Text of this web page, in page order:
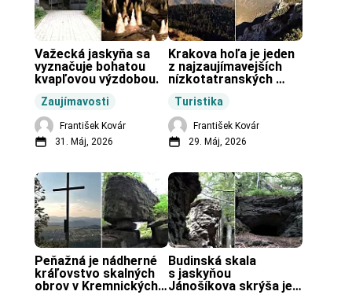
Zaujímavosti
Važecká jaskyňa sa
vyznačuje bohatou
kvapľovou výzdobou.
František Kovár
31. Máj, 2026
Turistika
Krakova hoľa je jeden
z najzaujímavejších
nízkotatranských
František Kovár
29. Máj, 2026
Peňažná je nádherné
kráľovstvo skalných
obrov v Kremnických
Budinská skala
s jaskyňou
Jánošíkova skrýša je